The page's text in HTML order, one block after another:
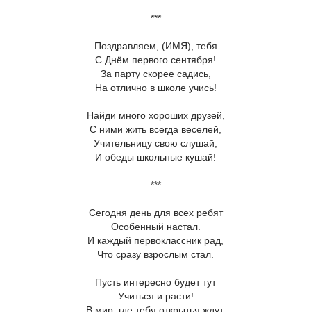
***
Поздравляем, (ИМЯ), тебя
С Днём первого сентября!
За парту скорее садись,
На отлично в школе учись!
Найди много хороших друзей,
С ними жить всегда веселей,
Учительницу свою слушай,
И обеды школьные кушай!
***
Сегодня день для всех ребят
Особенный настал.
И каждый первоклассник рад,
Что сразу взрослым стал.
Пусть интересно будет тут
Учиться и расти!